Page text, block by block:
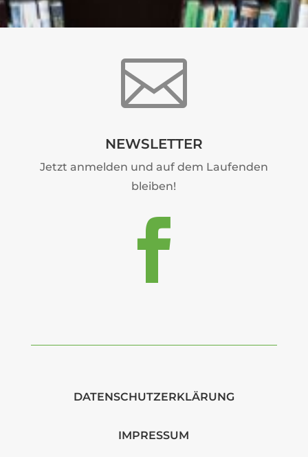

NEWSLETTER
Jetzt anmelden und auf dem Laufenden
bleiben!

DATENSCHUTZERKLÄRUNG
IMPRESSUM